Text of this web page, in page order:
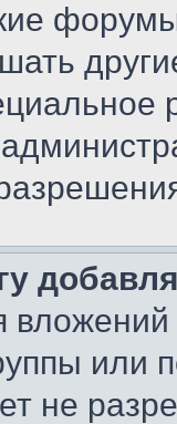
или
не